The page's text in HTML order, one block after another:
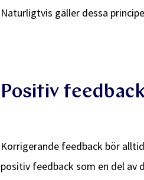
Naturligtvis gäller dessa
Positiv
Korrigerande feedback bör
positiv feedback som en del